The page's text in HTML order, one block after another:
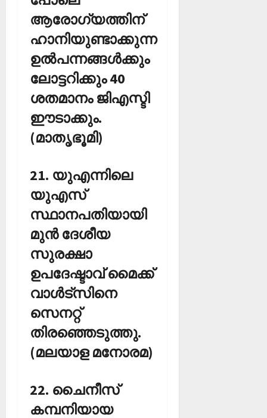
ആരോഗ്യത്തിന്
ഹാനിയുണ്ടാക്കുന്ന
ഉല്‍പന്നങ്ങള്‍ക്കും
ലോട്ടറിക്കും 40
ശതമാനം ജിഎസ്ടി
ഈടാക്കും.
(മാതൃഭൂമി)
21. യുഎന്നിലെ
യുഎസ്
സ്ഥാനപതിയായി
മുന്‍ ദേശീയ
സുരക്ഷാ
ഉപദേഷ്ടാവ് മൈക്ക്
വാള്‍ട്‌സിനെ
സെനറ്റ്
തിരഞ്ഞെടുത്തു.
(മലയാള മനോരമ)
22. ചൈനീസ്
കമ്പനിയായ